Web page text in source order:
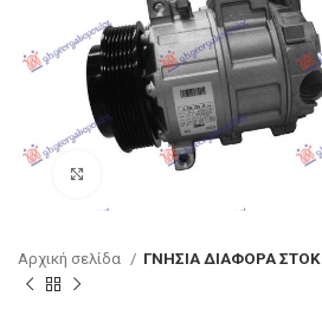
Κλικ για μεγέθυνση
Αρχική σελίδα ΓΝΗΣΙΑ ΔΙΑΦΟΡΑ ΣΤΟΚ